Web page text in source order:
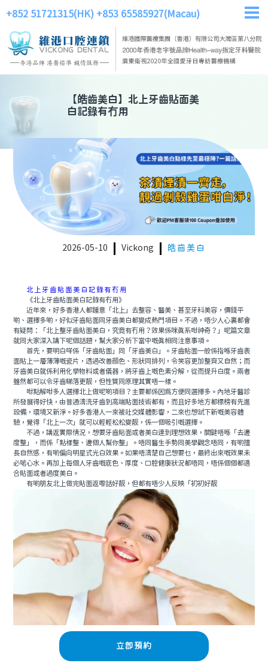
+852 51721315(HK) +853 65585927(Macau)
【皓齒美白】 北上牙齒貼面美
白記錄有冇用
2026-05-10 Vickong 皓齒美白
北上牙齒貼面美白記錄有冇用
《北上牙齒貼面美白記錄有冇用》
近年來，好多香港人都鍾意「北上」去整容、醫美、甚至牙科美容，價錢平
啲、選擇多啲，好似牙齒貼面同牙齒美白都變成熱門項目。不過，唔少人心裏都會
有疑問：「北上整牙齒貼面美白，究竟有冇用？效果係咪真系咁神奇？」呢篇文章
就同大家深入講下呢個話題，幫大家分析下當中嘅真相同注意事項。
首先，要明白咩係「牙齒貼面」同「牙齒美白」。牙齒貼面一般係指喺牙齒表
面貼上一層薄薄嘅瓷片，透過改善顔色、形狀同排列，令笑容更加整齊又自然；而
牙齒美白就係利用化學物料或者儀器，將牙齒上嘅色素分解，從而提升白度。兩者
雖然都可以令牙齒睇落更靓，但性質同原理其實唔一樣。
咁點解咁多人選擇北上做呢啲項目？主要都係因爲方便同選擇多。內地牙醫診
所發展得好快，由普通清洗牙齒到高端貼面技術都有，而且好多地方都標榜有先進
設備，環境又新淨。好多香港人一來被社交媒體影響，二來也想試下新嘅美容體
驗，覺得「北上一次」就可以輕輕松松變靓，係一個吸引嘅選擇。
不過，講返實際情況，想要牙齒貼面或者美白達到理想效果，關鍵唔喺「去邊
度整」，而係「點樣整、邊個人幫你整」。唔同醫生手勢同美學觀念唔同，有啲擅
長自然感，有啲偏向明星式光白效果。如果唔清楚自己想要乜，最終出來嘅效果未
必啱心水。再加上每個人牙齒嘅底色、厚度、口腔健康狀況都唔同，唔係個個都適
合貼面或者過度美白。
有啲朋友北上做完貼面返嚟話好靓，但都有唔少人反映「初初好靓
立即預約